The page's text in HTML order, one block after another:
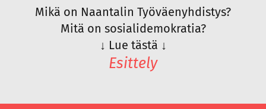
Mikä on Naantalin Työväenyhdistys?
Mitä on sosialidemokratia?
↓ Lue tästä ↓
Esittely